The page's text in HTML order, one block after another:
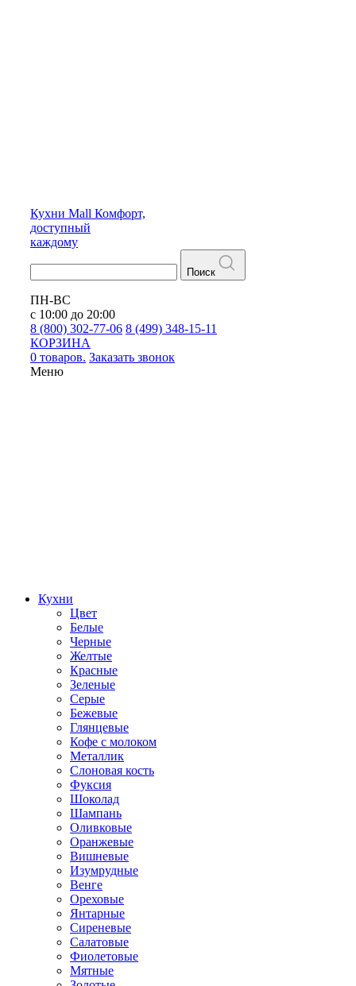
Кухни Mall Комфорт,
доступный
каждому
Поиск
ПН-ВС
с 10:00 до 20:00
8 (800) 302-77-06 8 (499) 348-15-11
КОРЗИНА
0 товаров. Заказать звонок
Меню
Кухни
Цвет
Белые
Черные
Желтые
Красные
Зеленые
Серые
Бежевые
Глянцевые
Кофе с молоком
Металлик
Слоновая кость
Фуксия
Шоколад
Шампань
Оливковые
Оранжевые
Вишневые
Изумрудные
Венге
Ореховые
Янтарные
Сиреневые
Салатовые
Фиолетовые
Мятные